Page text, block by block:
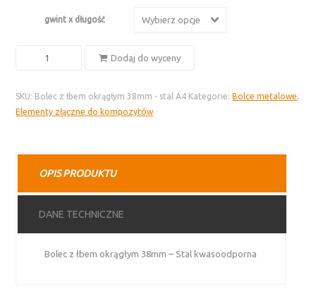
gwint x długość Wybierz opcje
łbem
okrągłym
Dodaj do wyceny
SKU: Bolec z łbem okrągłym 38mm - stal A4 Kategorie:Bolce metalowe,
Elementy złączne do kompozytów
OPIS PRODUKTU
DANE TECHNICZNE
Bolec z łbem okrągłym 38mm – Stal kwasoodporna